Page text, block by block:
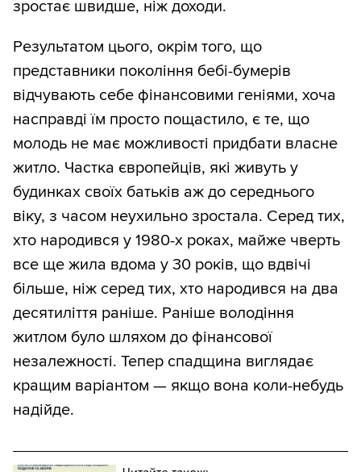
зростає швидше, ніж доходи.
Результатом цього, окрім того, що
представники покоління бебі-бумерів
відчувають себе фінансовими геніями, хоча
насправді їм просто пощастило, є те, що
молодь не має можливості придбати власне
житло. Частка європейців, які живуть у
будинках своїх батьків аж до середнього
віку, з часом неухильно зростала. Серед тих,
хто народився у 1980-х роках, майже чверть
все ще жила вдома у 30 років, що вдвічі
більше, ніж серед тих, хто народився на два
десятиліття раніше. Раніше володіння
житлом було шляхом до фінансової
незалежності. Тепер спадщина виглядає
кращим варіантом — якщо вона коли-небудь
надійде.